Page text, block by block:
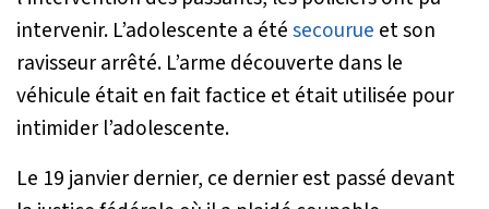
intervenir. L’adolescente a étésecourue et son
ravisseur arrêté. L’arme découverte dans le
véhicule était en fait factice et était utilisée pour
intimider l’adolescente.
Le 19 janvier dernier, ce dernier est passé devant